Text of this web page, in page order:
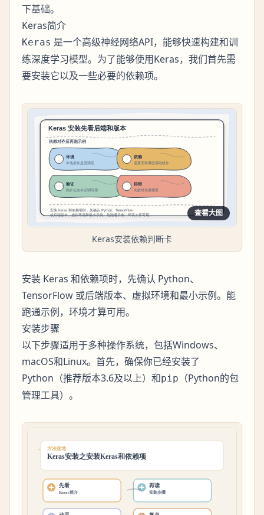
下基础。
Keras简介
Keras 是一个高级神经网络API，能够快速构建和训
练深度学习模型。为了能够使用Keras，我们首先需
要安装它以及一些必要的依赖项。
查看大图
Keras安装依赖判断卡
安装 Keras 和依赖项时，先确认 Python、
TensorFlow 或后端版本、虚拟环境和最小示例。能
跑通示例，环境才算可用。
安装步骤
以下步骤适用于多种操作系统，包括Windows、
macOS和Linux。首先，确保你已经安装了
Python（推荐版本3.6及以上）和pip
（Python的包
管理工具）。